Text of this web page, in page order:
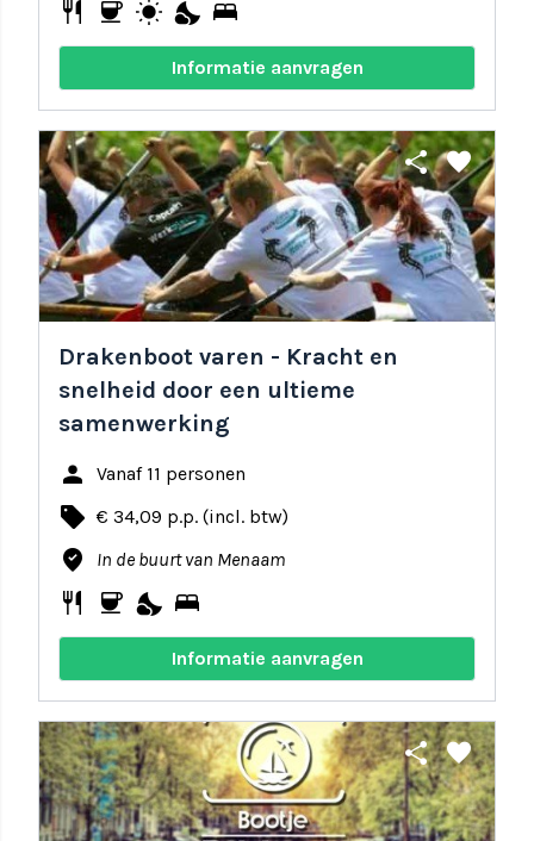
restaurant coffee wb_sunny nights_stay bed
Informatie aanvragen
share favorite
Drakenboot varen - Kracht en
snelheid door een ultieme
samenwerking
person Vanaf 11 personen
local_offer € 34,09 p.p. (incl. btw)
where_to_vote In de buurt van Menaam
restaurant coffee nights_stay bed
Informatie aanvragen
share favorite